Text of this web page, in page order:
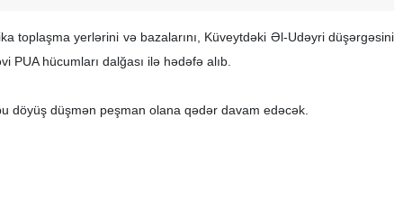
toplaşma yerlərini və bazalarını, Küveytdəki Əl-Udəyri düşərgəsini
hücumları dalğası ilə hədəfə alıb.
döyüş düşmən peşman olana qədər davam edəcək.